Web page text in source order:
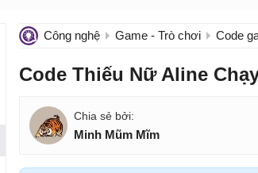
Công nghệ Game - Trò chơi Code
Code Thiếu Nữ Aline
Minh Mũm Mĩm